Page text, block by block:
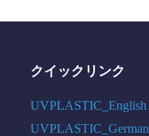
クイックリンク
UVPLASTIC_English
UVPLASTIC_German